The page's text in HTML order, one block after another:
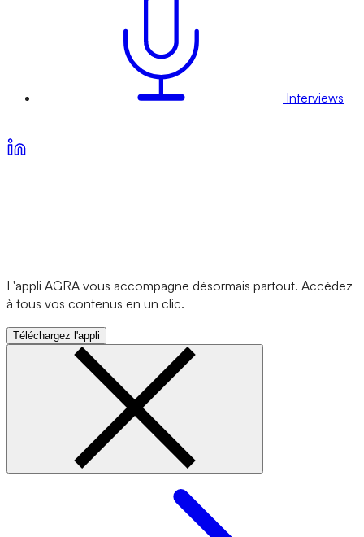
Interviews
L'appli AGRA vous accompagne désormais partout. Accédez
à tous vos contenus en un clic.
Téléchargez l'appli